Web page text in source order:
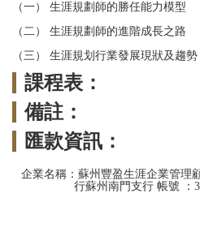
（一） 生涯規劃師的勝任能力模型
（二） 生涯規劃師的進階成長之路
（三） 生涯規划行業發展現狀及趨勢
課程表：
備註：
匯款資訊：
企業名稱：蘇州豐盈生涯企業管理
行蘇州南門支行 帳號 ：